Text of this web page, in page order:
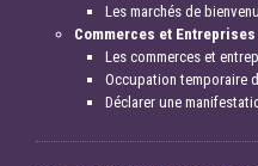
Les marchés de
Commerces et Entreprises
Les commerces et
Occupation temporaire
Déclarer une